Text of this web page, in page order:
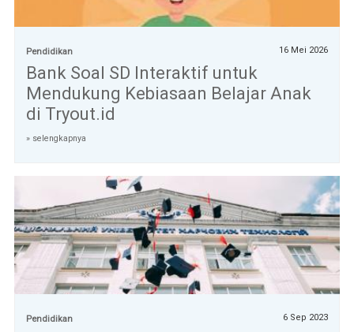
Pendidikan 16 Mei 2026
Bank Soal SD Interaktif untuk
Mendukung Kebiasaan Belajar Anak
di Tryout.id
» selengkapnya
Pendidikan 6 Sep 2023